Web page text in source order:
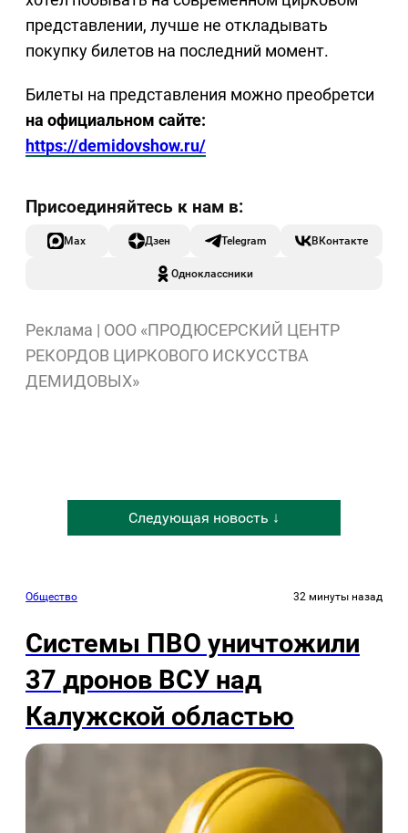
представлении, лучше не откладывать
покупку билетов на последний момент.
Билеты на представления можно преобретси
на официальном сайте:
https://demidovshow.ru/
Max Дзен Telegram ВКонтакте
Одноклассники
Реклама | ООО «ПРОДЮСЕРСКИЙ ЦЕНТР
РЕКОРДОВ ЦИРКОВОГО ИСКУССТВА
ДЕМИДОВЫХ»
Следующая новость ↓
Общество 32 минуты назад
Системы ПВО уничтожили
37 дронов ВСУ над
Калужской областью